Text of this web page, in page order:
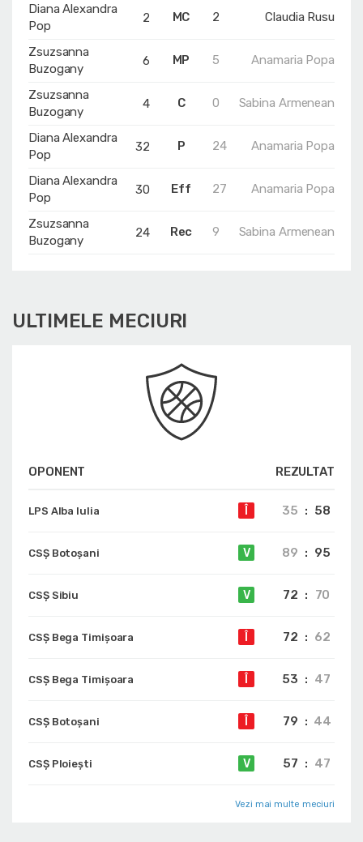
Diana Alexandra
Pop
2 MC 2 Claudia Rusu
Zsuzsanna
Buzogany
6 MP 5 Anamaria Popa
Zsuzsanna
Buzogany
4 C 0 Sabina Armenean
Diana Alexandra
Pop
32 P 24 Anamaria Popa
Diana Alexandra
Pop
30 Eff 27 Anamaria Popa
Zsuzsanna
Buzogany
24 Rec 9 Sabina Armenean
ULTIMELE MECIURI
OPONENT REZULTAT
LPS Alba Iulia 35 : 58
CSȘ Botoșani V 89 : 95
CSȘ Sibiu V 72 : 70
CSȘ Bega Timișoara 72 : 62
CSȘ Bega Timișoara 53 : 47
CSȘ Botoșani 79 : 44
CSȘ Ploiești V 57 : 47
Vezi mai multe meciuri